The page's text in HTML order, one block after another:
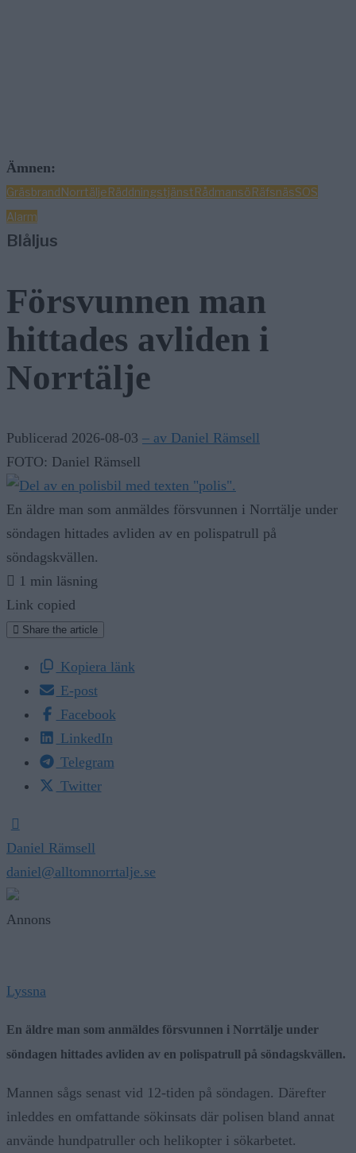
Ämnen:
GräsbrandNorrtäljeRäddningstjänstRådmansöRäfsnäsSOS
Alarm
Blåljus
Försvunnen man
hittades avliden i
Norrtälje
Publicerad 2026-08-03 – av Daniel Rämsell
FOTO: Daniel Rämsell
En äldre man som anmäldes försvunnen i Norrtälje under
söndagen hittades avliden av en polispatrull på
söndagskvällen.
1 min läsning
Link copied
Share the article
Kopiera länk
E-post
Facebook
LinkedIn
Telegram
Twitter
Daniel Rämsell
daniel@alltomnorrtalje.se
Annons
Lyssna
En äldre man som anmäldes försvunnen i Norrtälje under
söndagen hittades avliden av en polispatrull på söndagskvällen.
Mannen sågs senast vid 12-tiden på söndagen. Därefter
inleddes en omfattande sökinsats där polisen bland annat
använde hundpatruller och helikopter i sökarbetet.